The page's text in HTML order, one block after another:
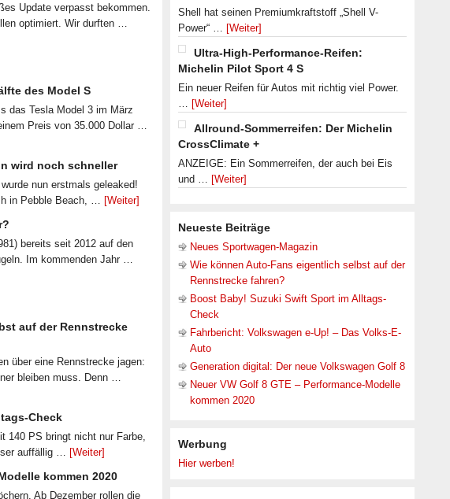
Update verpasst bekommen.
optimiert. Wir durften …
des Model S
das Tesla Model 3 im März
Preis von 35.000 Dollar …
wird noch schneller
nun erstmals geleaked!
in Pebble Beach, … [Weiter]
bereits seit 2012 auf den
Im kommenden Jahr …
auf der Rennstrecke
über eine Rennstrecke jagen:
bleiben muss. Denn …
Check
140 PS bringt nicht nur Farbe,
auffällig … [Weiter]
kommen 2020
Ab Dezember rollen die
Shell hat seinen Premiumkraftstoff „Shell V-
Power“ … [Weiter]
Ultra-High-Performance-Reifen:
Michelin Pilot Sport 4 S
Ein neuer Reifen für Autos mit richtig viel Power.
… [Weiter]
Allround-Sommerreifen: Der Michelin
CrossClimate +
ANZEIGE: Ein Sommerreifen, der auch bei Eis
und … [Weiter]
Neueste Beiträge
Neues Sportwagen-Magazin
Wie können Auto-Fans eigentlich selbst auf der
Rennstrecke fahren?
Boost Baby! Suzuki Swift Sport im Alltags-
Check
Fahrbericht: Volkswagen e-Up! – Das Volks-E-
Auto
Generation digital: Der neue Volkswagen Golf 8
Neuer VW Golf 8 GTE – Performance-Modelle
kommen 2020
Werbung
Hier werben!